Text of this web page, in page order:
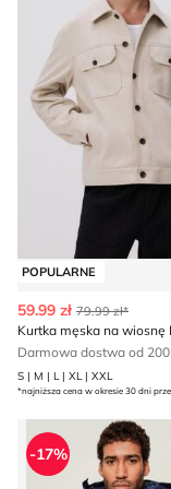
POPULARNE
59.99 zł 79.99 zł*
Kurtka męska na wiosnę
Darmowa dostwa od 200
S | M | L | XL | XXL
*najniższa cena w okresie 30 dni
Kurtka męska
-17%